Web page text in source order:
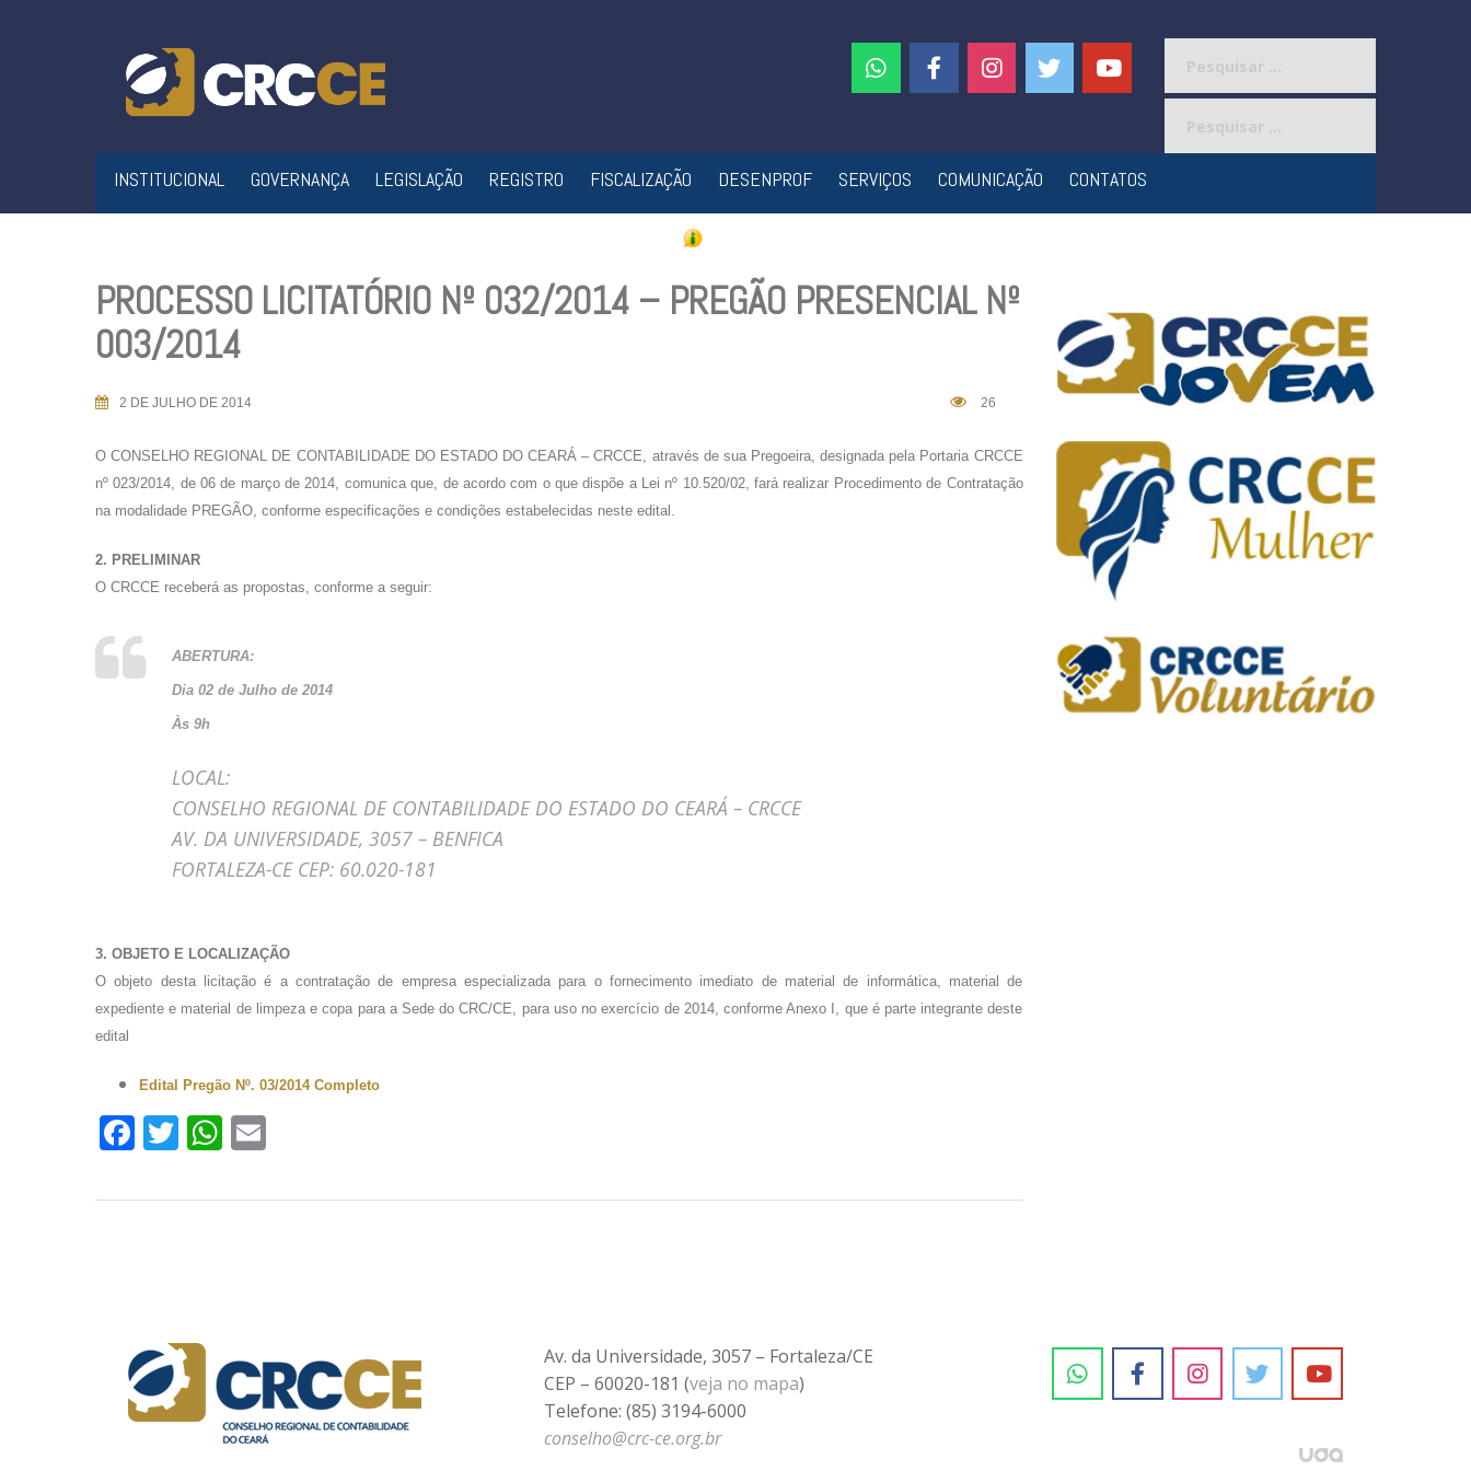
INSTITUCIONAL GOVERNANÇA LEGISLAÇÃO REGISTRO FISCALIZAÇÃO DESENPROF SERVIÇOS COMUNICAÇÃO CONTATOS
PROCESSO LICITATÓRIO Nº 032/2014 – PREGÃO PRESENCIAL Nº
003/2014
2 DE JULHO DE 2014 26
O CONSELHO REGIONAL DE CONTABILIDADE DO ESTADO DO CEARÁ – CRCCE, através de sua Pregoeira, designada pela Portaria CRCCE
nº 023/2014, de 06 de março de 2014, comunica que, de acordo com o que dispõe a Lei nº 10.520/02, fará realizar Procedimento de Contratação
na modalidade PREGÃO, conforme especificações e condições estabelecidas neste edital.
2. PRELIMINAR
O CRCCE receberá as propostas, conforme a seguir:
ABERTURA:
Dia 02 de Julho de 2014
Às 9h
LOCAL:
CONSELHO REGIONAL DE CONTABILIDADE DO ESTADO DO CEARÁ – CRCCE
AV. DA UNIVERSIDADE, 3057 – BENFICA
FORTALEZA-CE CEP: 60.020-181
3. OBJETO E LOCALIZAÇÃO
O objeto desta licitação é a contratação de empresa especializada para o fornecimento imediato de material de informática, material de
expediente e material de limpeza e copa para a Sede do CRC/CE, para uso no exercício de 2014, conforme Anexo I, que é parte integrante deste
edital
Edital Pregão Nº. 03/2014 Completo
Facebook
TwitterWhatsApp
Av. da Universidade, 3057 – Fortaleza/CE
CEP – 60020-181 (veja no mapa)
Telefone: (85) 3194-6000
conselho@crc-ce.org.br